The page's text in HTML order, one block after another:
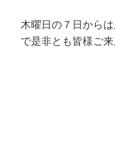
木曜日の７日から
で是非とも皆様ご